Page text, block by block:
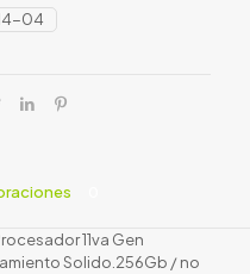
04
11va Gen
Solido.256Gb / no